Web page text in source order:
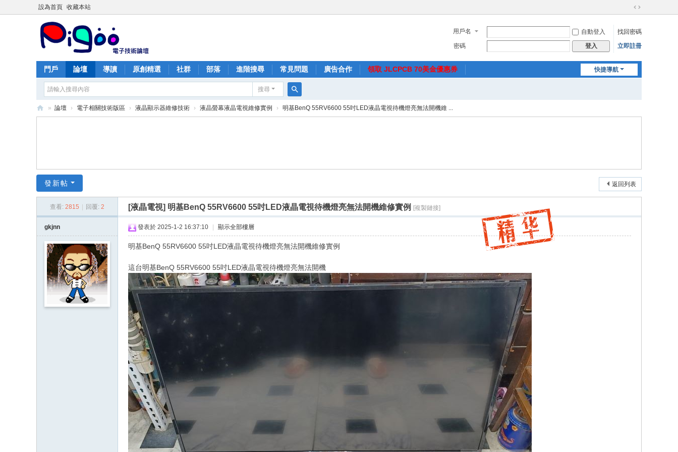
設為首頁 收藏本站
切
到
寬
用戶名 自動登入
找回密碼
密碼
登入 立即註冊
快捷導航
門戶 論壇 導讀 原創精選 社群 部落 進階搜尋 常見問題 廣告合作 領取 JLCPCB 70美金優惠券
搜尋
搜
尋
酷
» 論壇 › 電子相關技術版區 › 液晶顯示器維修技術 › 液晶螢幕液晶電視維修實例 › 明基BenQ 55RV6600 55吋LED液晶電視待機燈亮無法開機維 ...
返回列表
發新帖
查看: 2815 回覆: 2 [液晶電視] 明基BenQ 55RV6600 55吋LED液晶電視待機燈亮無法開機維修實例 [複製鏈接]
gkjnn 發表於 2025-1-2 16:37:10 顯示全部樓層
明基BenQ 55RV6600 55吋LED液晶電視待機燈亮無法開機維修實例
這台明基BenQ 55RV6600 55吋LED液晶電視待機燈亮無法開機